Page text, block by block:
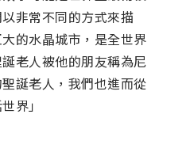
非常不同的方式來描
的水晶城市，是全世界
老人被他的朋友稱為尼
誕老人，我們也進而從
界」